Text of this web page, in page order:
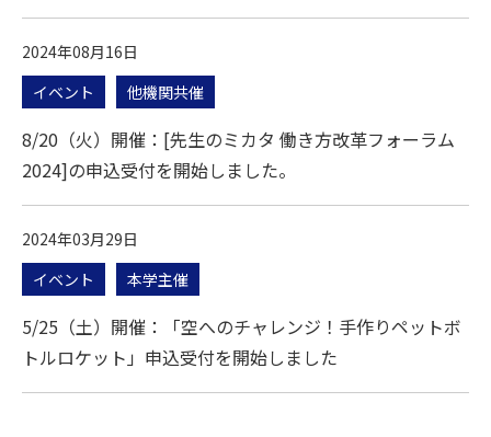
2024年08月16日
イベント
他機関共催
8/20（火）開催：[先生のミカタ 働き方改革フォーラム
2024]の申込受付を開始しました。
2024年03月29日
イベント
本学主催
5/25（土）開催：「空へのチャレンジ！手作りペットボ
トルロケット」申込受付を開始しました